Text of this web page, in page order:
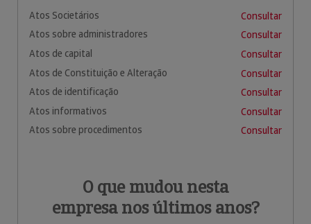
Atos Societários
Consultar
Atos sobre administradores
Consultar
Atos de capital
Consultar
Atos de Constituição e Alteração
Consultar
Atos de identificação
Consultar
Atos informativos
Consultar
Atos sobre procedimentos
Consultar
O que mudou nesta
empresa nos últimos anos?